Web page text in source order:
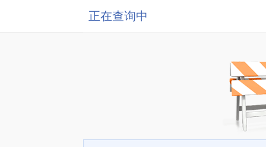
正在查询中